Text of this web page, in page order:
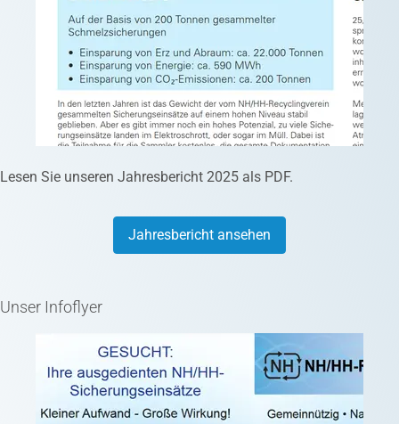
Lesen Sie unseren Jahresbericht 2025 als PDF.
Jahresbericht ansehen
Unser Infoflyer